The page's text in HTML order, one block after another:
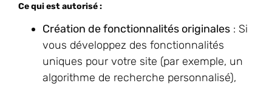
Ce qui est autorisé :
Création de fonctionnalités originales : Si
vous développez des fonctionnalités
uniques pour votre site (par exemple, un
algorithme de recherche personnalisé),